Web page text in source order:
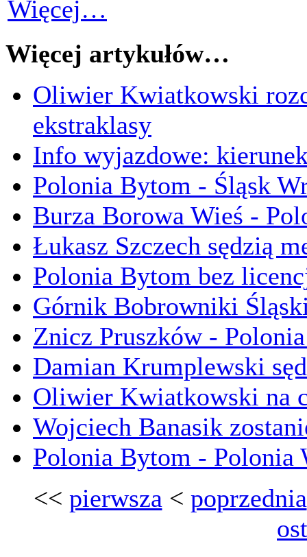
Więcej…
Więcej artykułów…
Oliwier Kwiatkowski
ekstraklasy
Info wyjazdowe:
Polonia Bytom - Śląsk
Burza Borowa Wieś -
Łukasz Szczech sędzią
Polonia Bytom bez
Górnik Bobrowniki
Znicz Pruszków -
Damian Krumplewski
Oliwier Kwiatkowski na
Wojciech Banasik
Polonia Bytom - Polonia
<< pierwsza < poprzednia